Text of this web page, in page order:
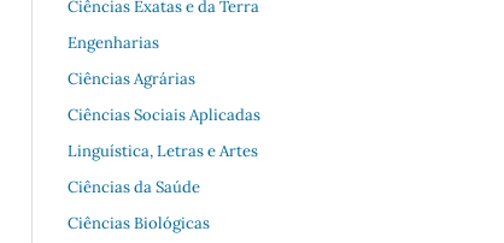
Ciências Exatas e da Terra
Engenharias
Ciências Agrárias
Ciências Sociais Aplicadas
Linguística, Letras e Artes
Ciências da Saúde
Ciências Biológicas